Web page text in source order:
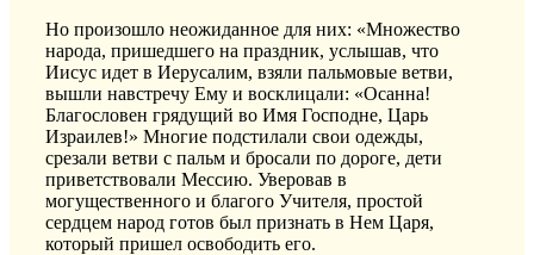
Но произошло неожиданное для них: «Множество
народа, пришедшего на праздник, услышав, что
Иисус идет в Иерусалим, взяли пальмовые ветви,
вышли навстречу Ему и восклицали: «Осанна!
Благословен грядущий во Имя Господне, Царь
Израилев!» Многие подстилали свои одежды,
срезали ветви с пальм и бросали по дороге, дети
приветствовали Мессию. Уверовав в
могущественного и благого Учителя, простой
сердцем народ готов был признать в Нем Царя,
который пришел освободить его.